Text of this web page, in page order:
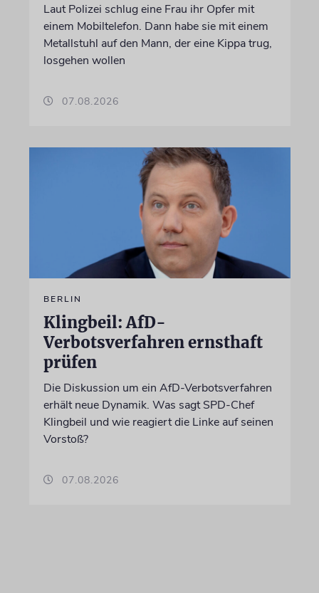
Laut Polizei schlug eine Frau ihr Opfer mit
einem Mobiltelefon. Dann habe sie mit einem
Metallstuhl auf den Mann, der eine Kippa trug,
losgehen wollen
07.08.2026
BERLIN
Klingbeil: AfD-
Verbotsverfahren ernsthaft
prüfen
Die Diskussion um ein AfD-Verbotsverfahren
erhält neue Dynamik. Was sagt SPD-Chef
Klingbeil und wie reagiert die Linke auf seinen
Vorstoß?
07.08.2026